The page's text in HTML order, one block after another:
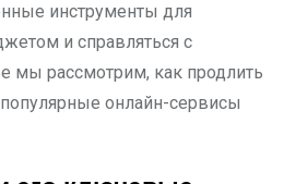
инструменты для
и справляться с
мы рассмотрим, как продлить
онлайн-сервисы